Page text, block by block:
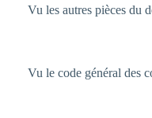
Vu les autres pièces du
Vu le code général des